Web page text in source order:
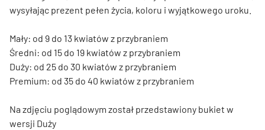
wysyłając prezent pełen życia, koloru i wyjątkowego uroku.
Mały: od 9 do 13 kwiatów z przybraniem
Średni: od 15 do 19 kwiatów z przybraniem
Duży: od 25 do 30 kwiatów z przybraniem
Premium: od 35 do 40 kwiatów z przybraniem
Na zdjęciu poglądowym został przedstawiony bukiet w
wersji Duży